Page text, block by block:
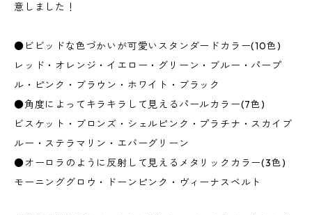
意しました！
●ビビッドな色づかいが可愛いスタンダードカラー(10色)
レッド・オレンジ・イエロー・グリーン・ブルー・パープ
ル・ピンク・ブラウン・ホワイト・ブラック
●角度によってキラキラして見えるパールカラー(7色)
ビスケット・ブロンズ・シェルピンク・プラチナ・スカイブ
ルー・ステラマリン・エバーグリーン
●オーロラのように反射して見えるメタリックカラー(3色)
モーニンググロウ・ドーンピンク・ヴィーナスベルト